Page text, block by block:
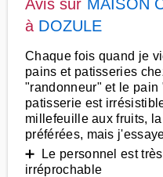
Avis sur MAISON
à DOZULE
Chaque fois quand je
pains et patisseries
"randonneur" et le
patisserie est
millefeuille aux fruits,
préférées, mais
➕ Le personnel est
irréprochable